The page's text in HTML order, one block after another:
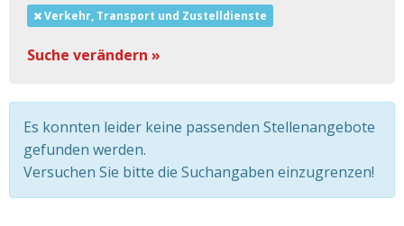
Verkehr, Transport und Zustelldienste
Suche verändern »
Es konnten leider keine passenden Stellenangebote
gefunden werden.
Versuchen Sie bitte die Suchangaben einzugrenzen!